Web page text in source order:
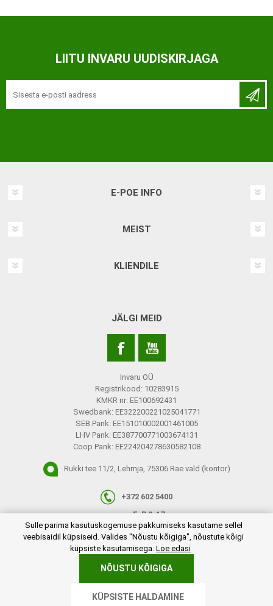
LIITU INVARU UUDISKIRJAGA
E-POE INFO
MEIST
KLIENDILE
JÄLGI MEID
Invaru OÜ
Registrikood: 10283915
KMKR nr: EE100692431
Swedbank: EE322200221025041771
SEB Pank: EE151010002001461005
LHV Pank: EE387700771003674131
Coop Pank: EE224204278630582108
Rukki tee 11/2, Lehmja, 75306 Rae vald (kontor)
+372 602 5400
E-R 9-17
info@invaru.ee
Powered bynopCommerce
Sulle parima kasutuskogemuse pakkumiseks kasutame sellel
veebisaidil küpsiseid. Valides "Nõustu kõigiga", nõustute kõigi
küpsiste kasutamisega. Loe edasi
NÕUSTU KÕIGIGA
KÜPSISTE HALDAMINE